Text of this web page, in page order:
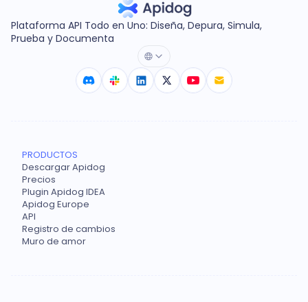
Plataforma API Todo en Uno: Diseña, Depura, Simula,
Prueba y Documenta
PRODUCTOS
Descargar Apidog
Precios
Plugin Apidog IDEA
Apidog Europe
API
Registro de cambios
Muro de amor